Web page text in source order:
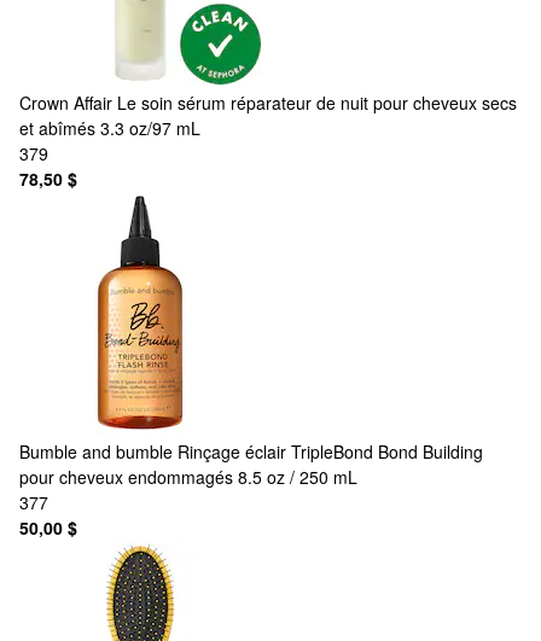
Crown Affair Le soin sérum réparateur de nuit pour cheveux secs
et abîmés 3.3 oz/97 mL
379
78,50 $
Bumble and bumble Rinçage éclair TripleBond Bond Building
pour cheveux endommagés 8.5 oz / 250 mL
377
50,00 $